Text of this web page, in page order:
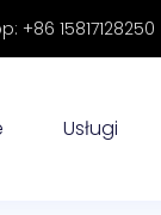
+86 15817128250
Usługi